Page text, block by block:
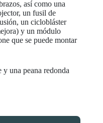
así como una
un fusil de
un ciclobláster
y un módulo
que se puede montar
y una peana redonda